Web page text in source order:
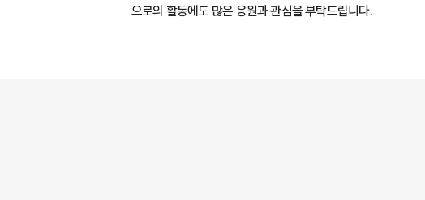
으로의 활동에도 많은 응원과 관심을 부탁드립니다.